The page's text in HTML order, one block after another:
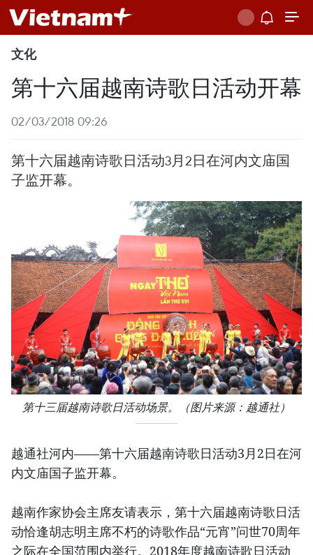
文化
第十六届越南诗歌日活动开幕
02/03/2018 09:26
第十六届越南诗歌日活动3月2日在河内文庙国
子监开幕。
第十三届越南诗歌日活动场景。（图片来源：越通社）
越通社河内——第十六届越南诗歌日活动3月2日在河
内文庙国子监开幕。
越南作家协会主席友请表示，第十六届越南诗歌日活
动恰逢胡志明主席不朽的诗歌作品“元宵”问世70周年
之际在全国范围内举行。2018年度越南诗歌日活动